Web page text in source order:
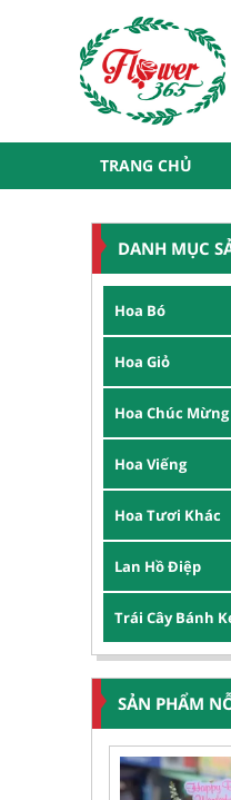
TRANG CHỦ
DANH MỤC
Hoa Bó
Hoa Giỏ
Hoa Chúc Mừng
Hoa Viếng
Hoa Tươi Khác
Lan Hồ Điệp
Trái Cây Bánh
SẢN PHẨM